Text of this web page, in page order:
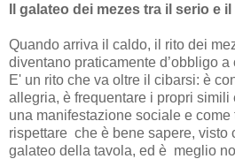
Il galateo dei mezes tra il serio e
Quando arriva il caldo, il rito dei
diventano praticamente d’obbligo a
E' un rito che va oltre il cibarsi: è
allegria, è frequentare i propri simili
una manifestazione sociale e
rispettare che è bene sapere, visto
galateo della tavola, ed è meglio